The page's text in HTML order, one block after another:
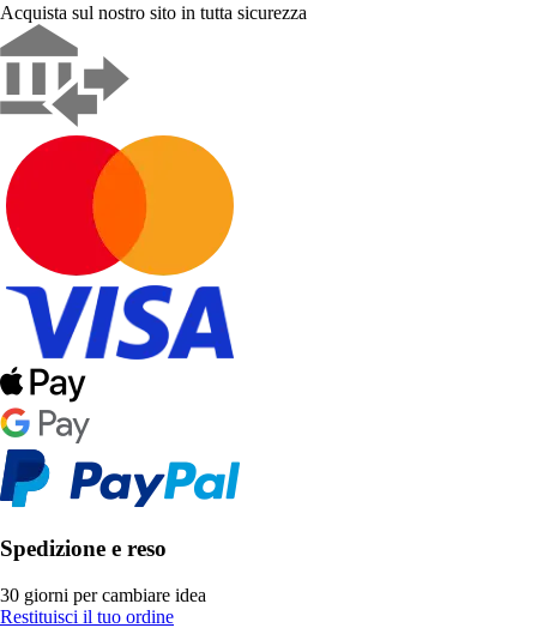
Acquista sul nostro sito in tutta sicurezza
Spedizione e reso
30 giorni per cambiare idea
Restituisci il tuo ordine